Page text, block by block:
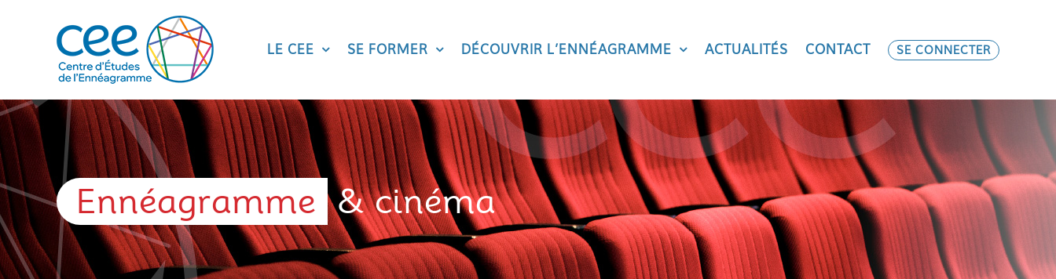
LE CEE SE FORMER DÉCOUVRIR L’ENNÉAGRAMME ACTUALITÉS CONTACT SE CONNECTER
Ennéagramme & cinéma